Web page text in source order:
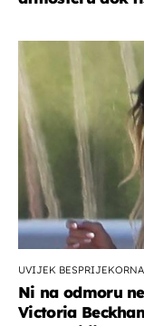
UVIJEK BESPRIJEKORNA
Ni na odmoru
Victoria